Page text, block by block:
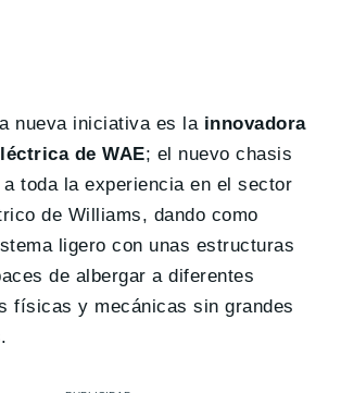
nueva iniciativa es lainnovadora
de WAE; el nuevo chasis
toda la experiencia en el sector
de Williams, dando como
ligero con unas estructuras
de albergar a diferentes
físicas y mecánicas sin grandes